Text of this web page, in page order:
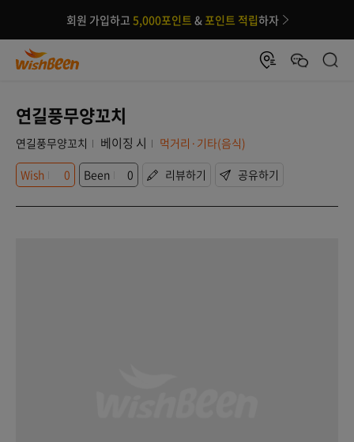
회원 가입하고 5,000포인트 &포인트 적립하자
연길풍무양꼬치
연길풍무양꼬치 베이징 시
먹거리·기타(음식)
Wish
0 Been 0 리뷰하기 공유하기